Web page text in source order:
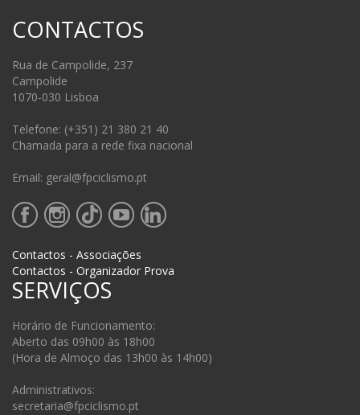
CONTACTOS
Rua de Campolide, 237
Campolide
1070-030 Lisboa
Telefone: (+351) 21 380 21 40
Chamada para a rede fixa nacional
Email: geral@fpciclismo.pt
Contactos - Associações
Contactos - Organizador Prova
SERVIÇOS
Horário de Funcionamento:
Aberto das 09h00 às 18h00
(Hora de Almoço das 13h00 às 14h00)
Administrativos:
secretaria@fpciclismo.pt